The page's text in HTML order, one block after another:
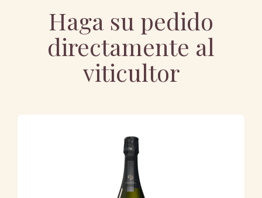
Haga su pedido
directamente al
viticultor